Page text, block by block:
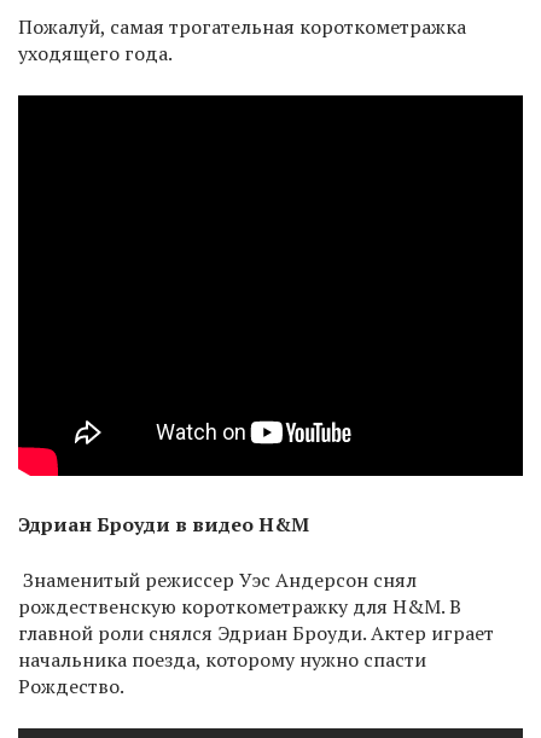
Пожалуй, самая трогательная короткометражка
уходящего года.
Эдриан Броуди в видео H&M
Знаменитый режиссер Уэс Андерсон снял
рождественскую короткометражку для H&M. В
главной роли снялся Эдриан Броуди. Актер играет
начальника поезда, которому нужно спасти
Рождество.